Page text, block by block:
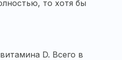
то хотя бы
D. Всего в